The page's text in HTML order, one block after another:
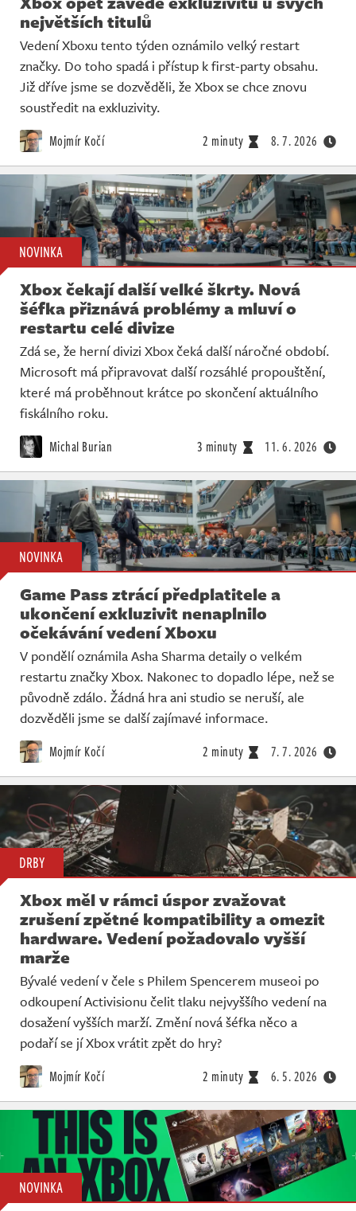
největších titulů
Vedení Xboxu tento týden oznámilo velký restart
značky. Do toho spadá i přístup k first-party obsahu.
Již dříve jsme se dozvěděli, že Xbox se chce znovu
soustředit na exkluzivity.
Mojmír Kočí 2 minuty 8. 7. 2026
NOVINKA
Xbox čekají další velké škrty. Nová
šéfka přiznává problémy a mluví o
restartu celé divize
Zdá se, že herní divizi Xbox čeká další náročné období.
Microsoft má připravovat další rozsáhlé propouštění,
které má proběhnout krátce po skončení aktuálního
fiskálního roku.
Michal Burian 3 minuty 11. 6. 2026
NOVINKA
Game Pass ztrácí předplatitele a
ukončení exkluzivit nenaplnilo
očekávání vedení Xboxu
V pondělí oznámila Asha Sharma detaily o velkém
restartu značky Xbox. Nakonec to dopadlo lépe, než se
původně zdálo. Žádná hra ani studio se neruší, ale
dozvěděli jsme se další zajímavé informace.
Mojmír Kočí 2 minuty 7. 7. 2026
DRBY
Xbox měl v rámci úspor zvažovat
zrušení zpětné kompatibility a omezit
hardware. Vedení požadovalo vyšší
marže
Bývalé vedení v čele s Philem Spencerem museoi po
odkoupení Activisionu čelit tlaku nejvyššího vedení na
dosažení vyšších marží. Změní nová šéfka něco a
podaří se jí Xbox vrátit zpět do hry?
Mojmír Kočí 2 minuty 6. 5. 2026
NOVINKA